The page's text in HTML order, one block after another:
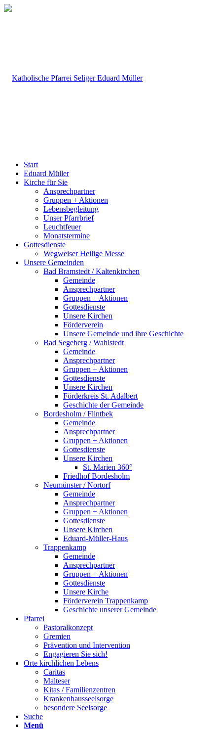
Start
Eduard Müller
Kirche für Sie
Ansprechpartner
Gruppen + Aktionen
Lebensbegleitung
Unser Pfarrbrief
Leuchtfeuer
Monatstermine
Gottesdienste
Wegweiser Heilige Messe
Unsere Gemeinden
Bad Bramstedt / Kaltenkirchen
Gemeinde
Ansprechpartner
Gruppen + Aktionen
Gottesdienste
Unsere Kirchen
Förderverein
Unsere Gemeinde und ihre Geschichte
Bad Segeberg / Wahlstedt
Gemeinde
Ansprechpartner
Gruppen + Aktionen
Gottesdienste
Unsere Kirchen
Förderkreis St. Adalbert
Geschichte der Gemeinde
Bordesholm / Flintbek
Gemeinde
Ansprechpartner
Gruppen + Aktionen
Gottesdienste
Unsere Kirchen
St. Marien 360°
Friedhof Bordesholm
Neumünster / Nortorf
Gemeinde
Ansprechpartner
Gruppen + Aktionen
Gottesdienste
Unsere Kirchen
Eduard-Müller-Haus
Trappenkamp
Gemeinde
Ansprechpartner
Gruppen + Aktionen
Gottesdienste
Unsere Kirche
Förderverein Trappenkamp
Geschichte unserer Gemeinde
Pfarrei
Pastoralkonzept
Gremien
Prävention und Intervention
Engagieren Sie sich!
Orte kirchlichen Lebens
Caritas
Malteser
Kitas / Familienzentren
Krankenhausseelsorge
besondere Seelsorge
Suche
Menü